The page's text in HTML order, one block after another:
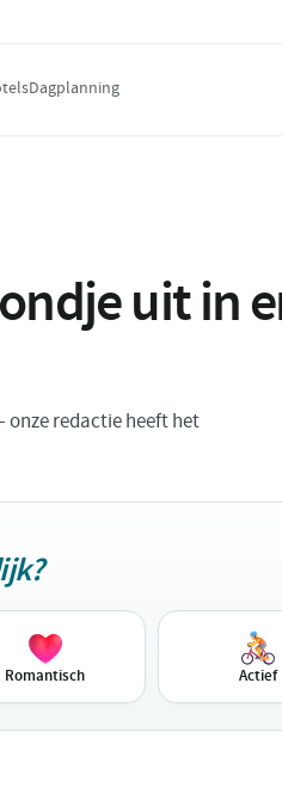
Dagplanning
uit in
onze redactie heeft het
Romantisch Actief